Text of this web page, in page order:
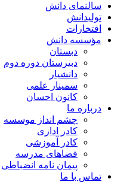
سالنمای دانش
تولیدانش
افتخارات
مؤسسه دانش
دبستان
دبیرستان دوره دوم
دانشیار
سمینار علمی
کانون احسان
درباره ما
چشم انداز موسسه
کادر اداری
کادر آموزشی
فضاهای مدرسه
پیمان نامه انضباطی
تماس با ما